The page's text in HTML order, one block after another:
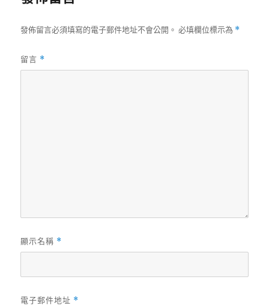
發佈留言必須填寫的電子郵件地址不會公開。 必填欄位標示為 *
留言 *
顯示名稱 *
電子郵件地址 *